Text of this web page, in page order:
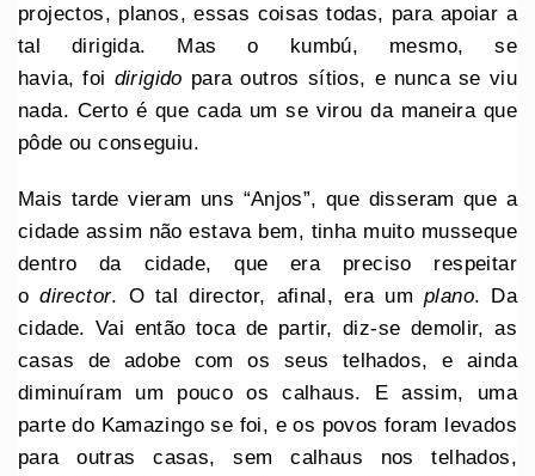
projectos, planos, essas coisas todas, para apoiar a
tal dirigida. Mas o kumbú, mesmo, se
havia, foi dirigido para outros sítios, e nunca se viu
nada. Certo é que cada um se virou da maneira que
pôde ou conseguiu.
Mais tarde vieram uns “Anjos”, que disseram que a
cidade assim não estava bem, tinha muito musseque
dentro da cidade, que era preciso respeitar
odirector. O tal director, afinal, era um plano. Da
cidade. Vai então toca de partir, diz-se demolir, as
casas de adobe com os seus telhados, e ainda
diminuíram um pouco os calhaus. E assim, uma
parte do Kamazingo se foi, e os povos foram levados
para outras casas, sem calhaus nos telhados,